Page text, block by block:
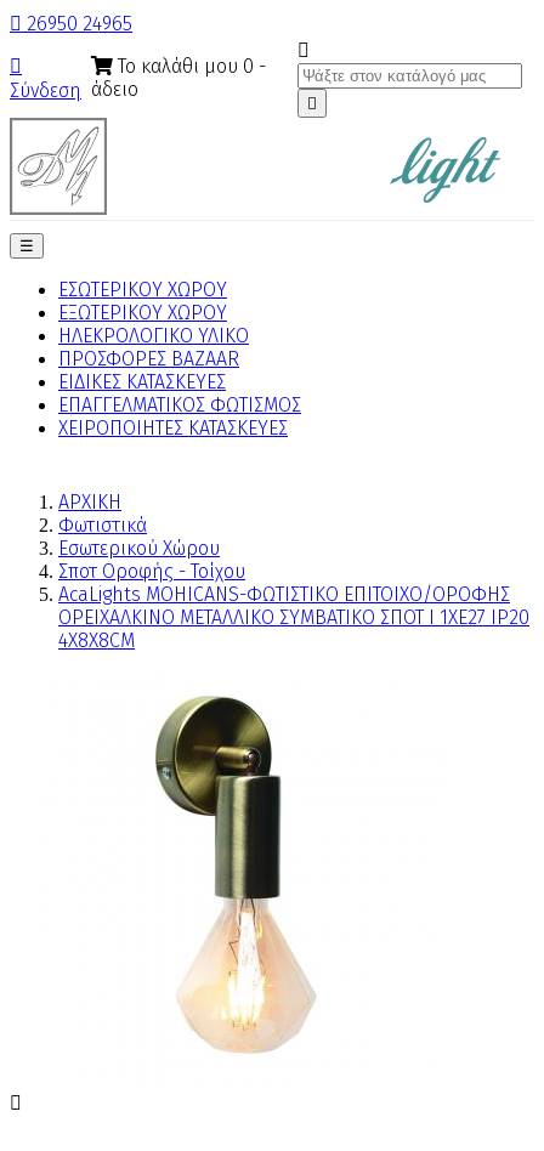
 26950 24965

Σύνδεση
Το καλάθι μου 0 -
άδειο


Toggle
navigation
☰
ΕΣΩΤΕΡΙΚΟΥ ΧΩΡΟΥ
ΕΞΩΤΕΡΙΚΟΥ ΧΩΡΟΥ
ΗΛΕΚΡΟΛΟΓΙΚΟ ΥΛΙΚΟ
ΠΡΟΣΦΟΡΕΣ BAZAAR
ΕΙΔΙΚΕΣ ΚΑΤΑΣΚΕΥΕΣ
ΕΠΑΓΓΕΛΜΑΤΙΚΟΣ ΦΩΤΙΣΜΟΣ
ΧΕΙΡΟΠΟΙΗΤΕΣ ΚΑΤΑΣΚΕΥΕΣ
ΑΡΧΙΚΗ
Φωτιστικά
Εσωτερικού Χώρου
Σποτ Οροφής - Τοίχου
AcaLights MOHICANS-ΦΩΤΙΣΤΙΚΟ ΕΠΙΤΟΙΧΟ/ΟΡΟΦΗΣ
ΟΡΕΙΧΑΛΚΙΝΟ ΜΕΤΑΛΛΙΚΟ ΣΥΜΒΑΤΙΚΟ ΣΠΟΤ Ι 1ΧΕ27 IP20
4X8X8CM
